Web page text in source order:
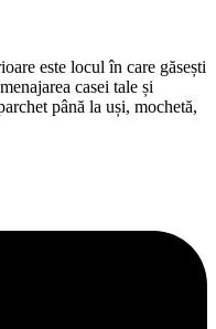
este locul în care găsești
casei tale și
până la uși, mochetă,